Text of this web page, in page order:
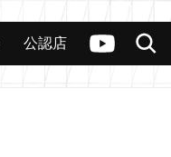
ヴァンガードch
検索
公認店舗 その他
公認店